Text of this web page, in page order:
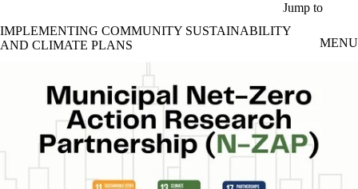
Jump to
IMPLEMENTING COMMUNITY SUSTAINABILITY
AND CLIMATE PLANS
MENU